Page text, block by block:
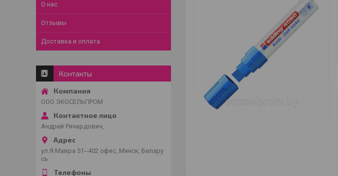
О нас
Отзывы
Доставка и оплата
Контакты
ООО ЭКОСЕЛЬПРОМ
Андрей Ричардович,
ул.Я.Мавра 51--402 офис, Минск, Белару
сь